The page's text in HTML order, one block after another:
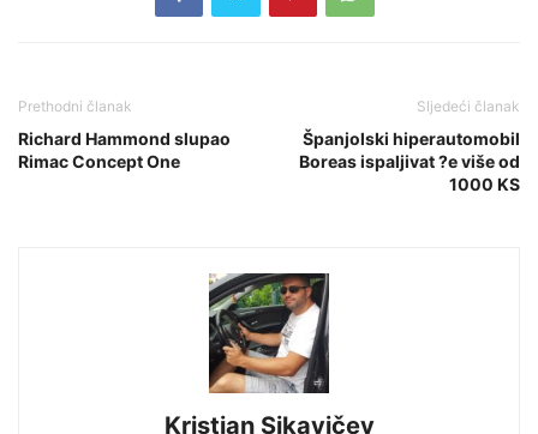
Prethodni članak
Richard Hammond slupao
Rimac Concept One
Sljedeći članak
Španjolski hiperautomobil
Boreas ispaljivat ?e više od
1000 KS
Kristian Sikavičev